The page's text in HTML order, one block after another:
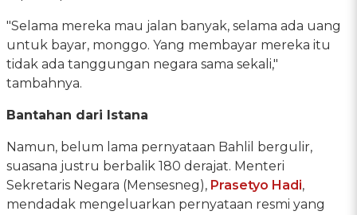
"Selama mereka mau jalan banyak, selama ada uang
untuk bayar, monggo. Yang membayar mereka itu
tidak ada tanggungan negara sama sekali,"
tambahnya.
Bantahan dari Istana
Namun, belum lama pernyataan Bahlil bergulir,
suasana justru berbalik 180 derajat. Menteri
Sekretaris Negara (Mensesneg), Prasetyo Hadi,
mendadak mengeluarkan pernyataan resmi yang